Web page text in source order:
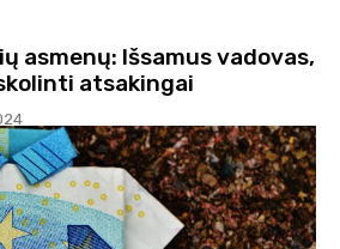
asmenų: Išsamus vadovas,
atsakingai